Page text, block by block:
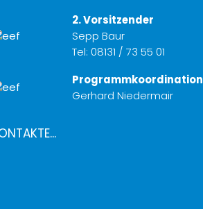
2. Vorsitzender
Sepp Baur
Tel: 08131 / 73 55 01
Programmkoordination
Gerhard Niedermair